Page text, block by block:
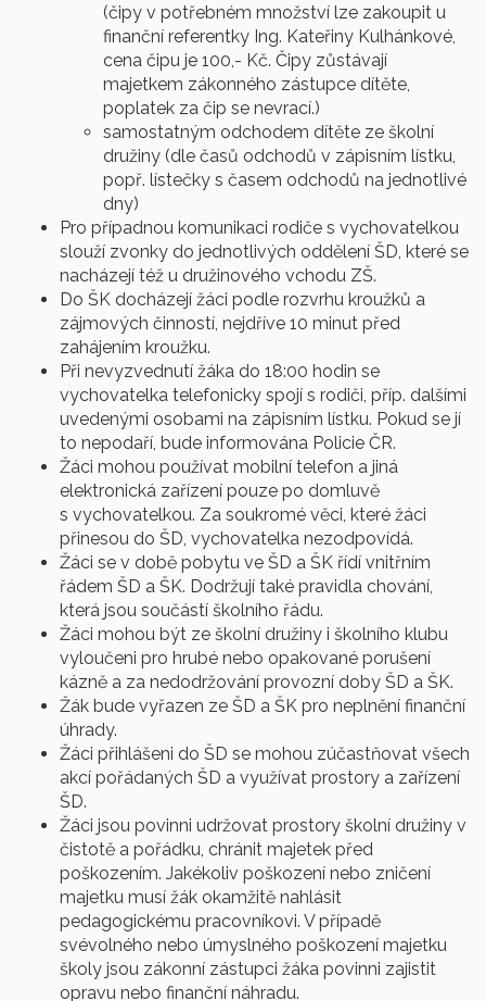
(čipy v potřebném množství lze zakoupit u
finanční referentky Ing. Kateřiny Kulhánkové,
cena čipu je 100,- Kč. Čipy zůstávají
majetkem zákonného zástupce dítěte,
poplatek za čip se nevrací.)
samostatným odchodem dítěte ze školní
družiny (dle časů odchodů v zápisním lístku,
popř. lístečky s časem odchodů na jednotlivé
dny)
Pro případnou komunikaci rodiče s vychovatelkou
slouží zvonky do jednotlivých oddělení ŠD, které se
nacházejí též u družinového vchodu ZŠ.
Do ŠK docházejí žáci podle rozvrhu kroužků a
zájmových činností, nejdříve 10 minut před
zahájením kroužku.
Při nevyzvednutí žáka do 18:00 hodin se
vychovatelka telefonicky spojí s rodiči, příp. dalšími
uvedenými osobami na zápisním lístku. Pokud se jí
to nepodaří, bude informována Policie ČR.
Žáci mohou používat mobilní telefon a jiná
elektronická zařízení pouze po domluvě
s vychovatelkou. Za soukromé věci, které žáci
přinesou do ŠD, vychovatelka nezodpovídá.
Žáci se v době pobytu ve ŠD a ŠK řídí vnitřním
řádem ŠD a ŠK. Dodržují také pravidla chování,
která jsou součástí školního řádu.
Žáci mohou být ze školní družiny i školního klubu
vyloučeni pro hrubé nebo opakované porušení
kázně a za nedodržování provozní doby ŠD a ŠK.
Žák bude vyřazen ze ŠD a ŠK pro neplnění finanční
úhrady.
Žáci přihlášeni do ŠD se mohou zúčastňovat všech
akcí pořádaných ŠD a využívat prostory a zařízení
ŠD.
Žáci jsou povinni udržovat prostory školní družiny v
čistotě a pořádku, chránit majetek před
poškozením. Jakékoliv poškození nebo zničení
majetku musí žák okamžitě nahlásit
pedagogickému pracovníkovi. V případě
svévolného nebo úmyslného poškození majetku
školy jsou zákonní zástupci žáka povinni zajistit
opravu nebo finanční náhradu.